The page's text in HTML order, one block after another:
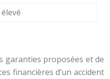
garanties proposées et de
financières d’un accident